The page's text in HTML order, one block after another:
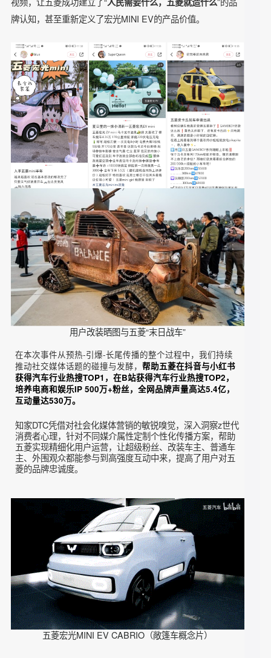
征集改装车主，沉淀种子用户私域流量池，再通过垂直KOL内
在全民品牌内容共创中，网友们贡献了大量创意改装图文和短
视频，让五菱成功建立了“人民需要什么，五菱就造什么”的品
牌认知，甚至重新定义了宏光MINI EV的产品价值。
用户改装晒图与五菱“末日战车”
获得汽车行业热搜TOP1，在B站获得汽车行业热搜TOP2，
培养电商和娱乐IP 500万+粉丝，全网品牌声量高达5.4亿，
互动量达530万。
DTC凭借对社会化媒体营销的敏锐嗅觉，深入洞察z世代
消费者心理，针对不同媒介属性定制个性化传播方案，帮助
五菱实现精细化用户运营，让超级粉丝、改装车主、普通车
主、外围观众都能参与到高强度互动中来，提高了用户对五
菱的品牌忠诚度。